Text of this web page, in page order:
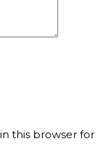
this browser for